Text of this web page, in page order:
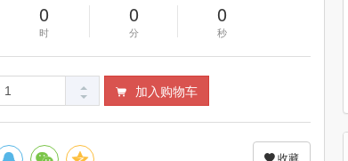
0
时
0
分
0
秒
加入购物车
收藏